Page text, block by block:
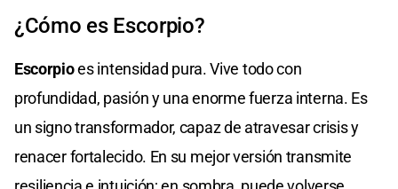
¿Cómo es Escorpio?
Escorpioes intensidad pura. Vive todo con
profundidad, pasión y una enorme fuerza interna. Es
un signo transformador, capaz de atravesar crisis y
renacer fortalecido. En su mejor versión transmite